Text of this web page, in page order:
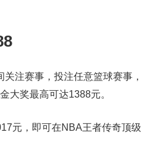
注赛事，投注任意篮球赛事，
大奖最高可达1388元。
元，即可在NBA王者传奇顶级